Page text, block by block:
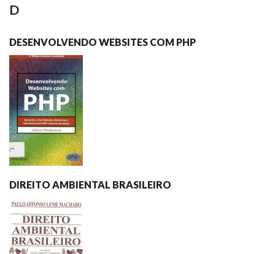
D
DESENVOLVENDO WEBSITES COM PHP
DIREITO AMBIENTAL BRASILEIRO